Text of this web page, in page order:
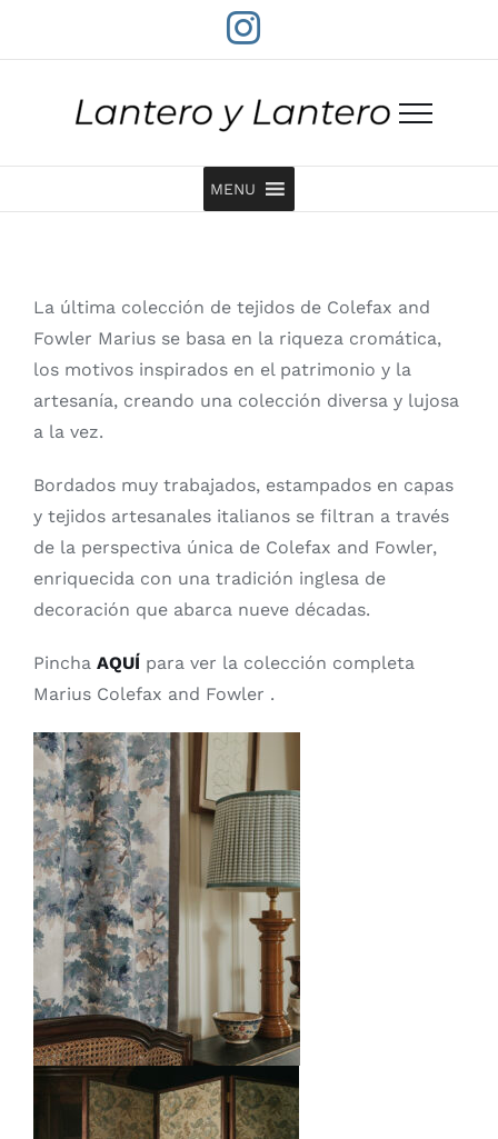
Instagram
MENU
La última colección de tejidos de Colefax and
Fowler Marius se basa en la riqueza cromática,
los motivos inspirados en el patrimonio y la
artesanía, creando una colección diversa y lujosa
a la vez.
Bordados muy trabajados, estampados en capas
y tejidos artesanales italianos se filtran a través
de la perspectiva única de Colefax and Fowler,
enriquecida con una tradición inglesa de
decoración que abarca nueve décadas.
Pincha AQUÍ para ver la colección completa
Marius Colefax and Fowler .